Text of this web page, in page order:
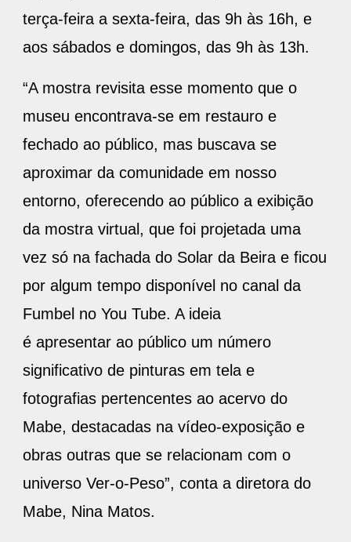
terça-feira a sexta-feira, das 9h às 16h, e
aos sábados e domingos, das 9h às 13h.
“A mostra revisita esse momento que o
museu encontrava-se em restauro e
fechado ao público, mas buscava se
aproximar da comunidade em nosso
entorno, oferecendo ao público a exibição
da mostra virtual, que foi projetada uma
vez só na fachada do Solar da Beira e ficou
por algum tempo disponível no canal da
Fumbel no You Tube. A ideia
é apresentar ao público um número
significativo de pinturas em tela e
fotografias pertencentes ao acervo do
Mabe, destacadas na vídeo-exposição e
obras outras que se relacionam com o
universo Ver-o-Peso”, conta a diretora do
Mabe, Nina Matos.